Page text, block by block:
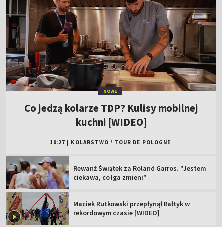
NOWE
Co jedzą kolarze TDP? Kulisy mobilnej
kuchni [WIDEO]
10:27 KOLARSTWO / TOUR DE POLOGNE
Rewanż Świątek za Roland Garros. "Jestem
ciekawa, co Iga zmieni"
Maciek Rutkowski przepłynął Bałtyk w
rekordowym czasie [WIDEO]